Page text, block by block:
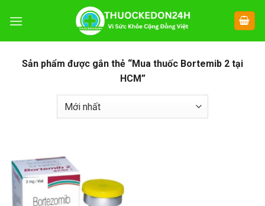
đến
Sản phẩm được gắn thẻ “Mua thuốc Bortemib 2 tại
HCM”